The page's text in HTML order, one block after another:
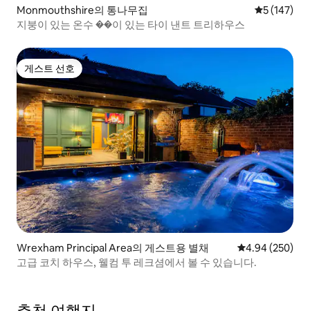
Monmouthshire의 통나무집 평점 5점(5
5 (147)
지붕이 있는 온수 ��이 있는 타이 낸트 트리하우스
게스트 선호
게스트 선호
Wrexham Principal Area의 게스트용 별채 평점 4.94점(5
4.94 (250)
고급 코치 하우스, 웰컴 투 레크셤에서 볼 수 있습니다.